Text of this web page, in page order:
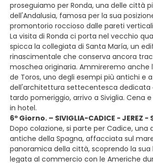
proseguiamo per Ronda, una delle città
dell'Andalusia, famosa per la sua
promontorio roccioso dalle pareti
La visita di Ronda ci porta nel vecchio
spicca la collegiata di Santa María, un
rinascimentale che conserva ancora
moschea originaria. Ammireremo anche
de Toros, uno degli esempi più antichi e
dell'architettura settecentesca dedicata
tardo pomeriggio, arrivo a Siviglia. Cena
in hotel.
6º Giorno. – SIVIGLIA-CADICE - JEREZ -
Dopo colazione, si parte per Cadice, una
antiche della Spagna, affacciata sul
panoramica della città, scoprendo la sua
legata al commercio con le Americhe